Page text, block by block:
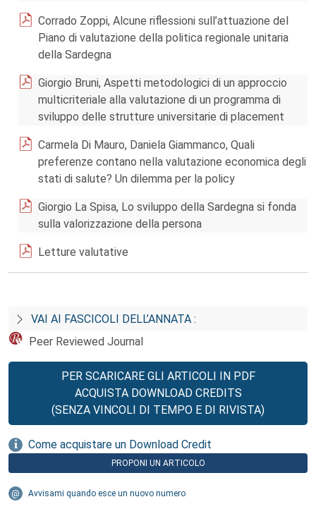
Corrado Zoppi, Alcune riflessioni sull’attuazione del
Piano di valutazione della politica regionale unitaria
della Sardegna
Giorgio Bruni, Aspetti metodologici di un approccio
multicriteriale alla valutazione di un programma di
sviluppo delle strutture universitarie di placement
Carmela Di Mauro, Daniela Giammanco, Quali
preferenze contano nella valutazione economica degli
stati di salute? Un dilemma per la policy
Giorgio La Spisa, Lo sviluppo della Sardegna si fonda
sulla valorizzazione della persona
Letture valutative
VAI AI FASCICOLI DELL’ANNATA :
Peer Reviewed Journal
PER SCARICARE GLI ARTICOLI IN PDF
ACQUISTA DOWNLOAD CREDITS
(SENZA VINCOLI DI TEMPO E DI RIVISTA)
Come acquistare un Download Credit
PROPONI UN ARTICOLO
Avvisami quando esce un nuovo numero